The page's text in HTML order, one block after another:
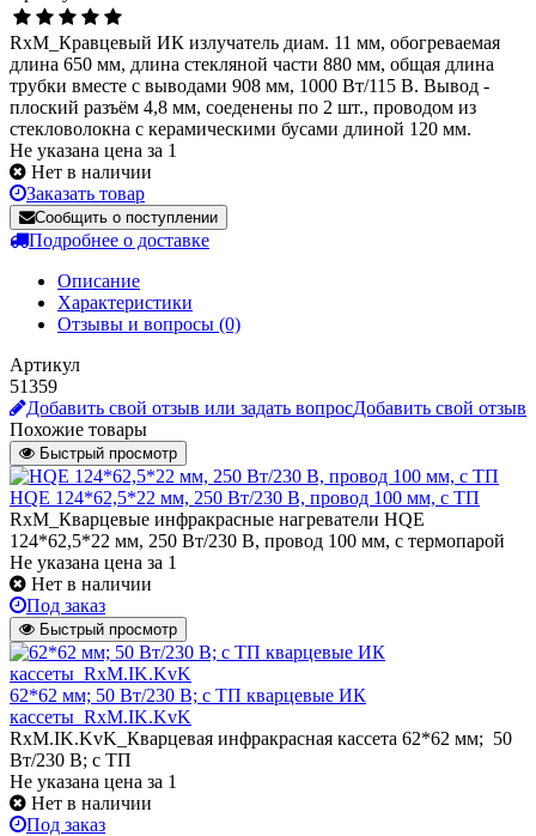
RxM_Кравцевый ИК излучатель диам. 11 мм, обогреваемая
длина 650 мм, длина стекляной части 880 мм, общая длина
трубки вместе с выводами 908 мм, 1000 Вт/115 В. Вывод -
плоский разъём 4,8 мм, соеденены по 2 шт., проводом из
стекловолокна с керамическими бусами длиной 120 мм.
Не указана цена за 1
Нет в наличии
Заказать товар
Сообщить о поступлении
Подробнее о доставке
Описание
Характеристики
Отзывы и вопросы (0)
Артикул
51359
Добавить свой отзыв или задать вопросДобавить свой отзыв
Похожие товары
Быстрый просмотр
HQE 124*62,5*22 мм, 250 Вт/230 В, провод 100 мм, с ТП
RxM_Кварцевые инфракрасные нагреватели HQE
124*62,5*22 мм, 250 Вт/230 В, провод 100 мм, с термопарой
Не указана цена за 1
Нет в наличии
Под заказ
Быстрый просмотр
62*62 мм; 50 Вт/230 В; с ТП кварцевые ИК
кассеты_RxM.IK.KvK
RxM.IK.KvK_Кварцевая инфракрасная кассета 62*62 мм; 50
Вт/230 В; с ТП
Не указана цена за 1
Нет в наличии
Под заказ